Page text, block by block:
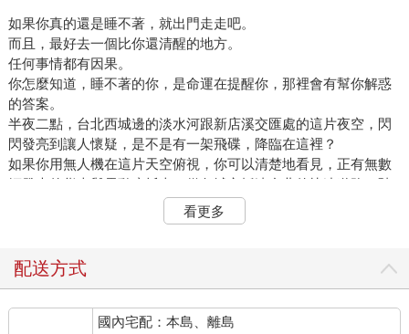
如果你真的還是睡不著，就出門走走吧。
而且，最好去一個比你還清醒的地方。
任何事情都有因果。
你怎麼知道，睡不著的你，是命運在提醒你，那裡會有幫你解惑
的答案。
半夜二點，台北西城邊的淡水河跟新店溪交匯處的這片夜空，閃
閃發亮到讓人懷疑，是不是有一架飛碟，降臨在這裡？
如果你用無人機在這片天空俯視，你可以清楚地看見，正有無數
輛發光的貨車與電動摩托車，從各城市抵達台北的快速道路，駛
入這架三角形的飛碟中，不但安靜，並有秩序。
這像三角洲一樣造型的飛碟，是台北市全新落成的「環南市
而且，這也是七〇年代，全東南亞最大，現今已經擁有五十年以
如今，這建築物裡的空間，大到突破你對「菜市場」的想像。
看更多
配送方式
國內宅配：本島、離島